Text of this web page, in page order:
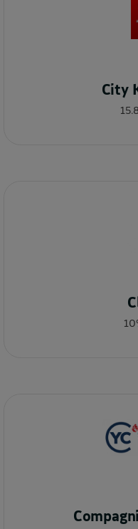
City